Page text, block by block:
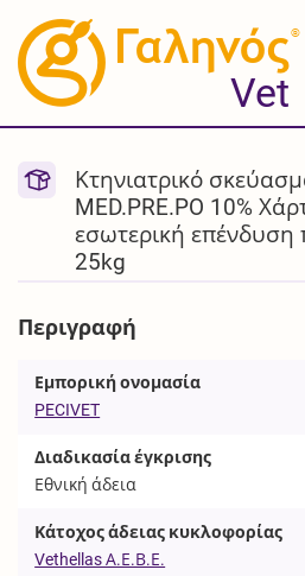
®
Vet
Κτηνιατρικό
MED.PRE.PO 10%
εσωτερική επένδυση
25kg
Περιγραφή
Εμπορική ονομασία
PECIVET
Διαδικασία έγκρισης
Εθνική άδεια
Κάτοχος άδειας κυκλοφορίας
Vethellas Α.Ε.Β.Ε.